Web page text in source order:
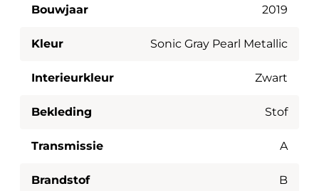
Bouwjaar 2019
Kleur Sonic Gray Pearl Metallic
Interieurkleur Zwart
Bekleding Stof
Transmissie A
Brandstof B